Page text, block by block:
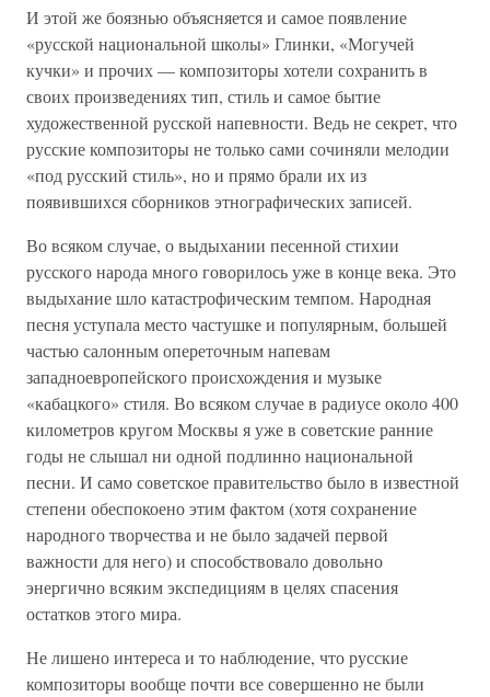
И этой же боязнью объясняется и самое появление
«русской национальной школы» Глинки, «Могучей
кучки» и прочих — композиторы хотели сохранить в
своих произведениях тип, стиль и самое бытие
художественной русской напевности. Ведь не секрет, что
русские композиторы не только сами сочиняли мелодии
«под русский стиль», но и прямо брали их из
появившихся сборников этнографических записей.
Во всяком случае, о выдыхании песенной стихии
русского народа много говорилось уже в конце века. Это
выдыхание шло катастрофическим темпом. Народная
песня уступала место частушке и популярным, большей
частью салонным опереточным напевам
западноевропейского происхождения и музыке
«кабацкого» стиля. Во всяком случае в радиусе около 400
километров кругом Москвы я уже в советские ранние
годы не слышал ни одной подлинно национальной
песни. И само советское правительство было в известной
степени обеспокоено этим фактом (хотя сохранение
народного творчества и не было задачей первой
важности для него) и способствовало довольно
энергично всяким экспедициям в целях спасения
остатков этого мира.
Не лишено интереса и то наблюдение, что русские
композиторы вообще почти все совершенно не были